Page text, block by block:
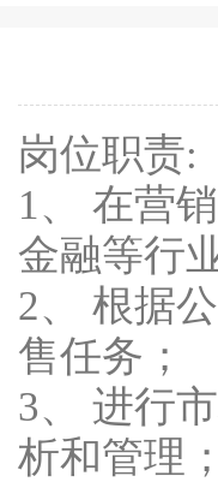
岗位职责:
1、 在营
金融等行
2、 根据
售任务；
3、 进行
析和管理